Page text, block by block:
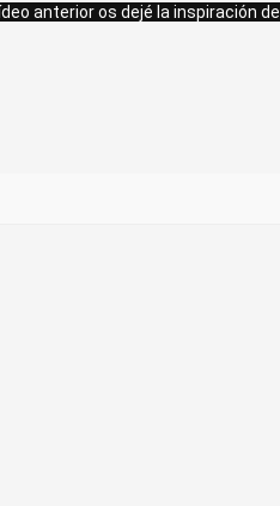
anterior os dejé la inspiración del